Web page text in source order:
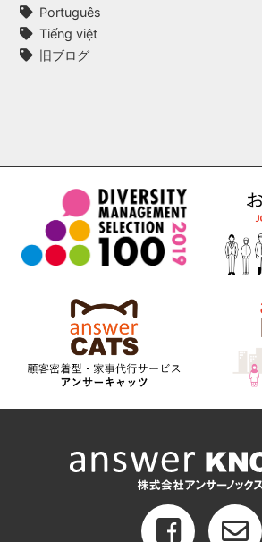
Português
Tiếng việt
旧ブログ